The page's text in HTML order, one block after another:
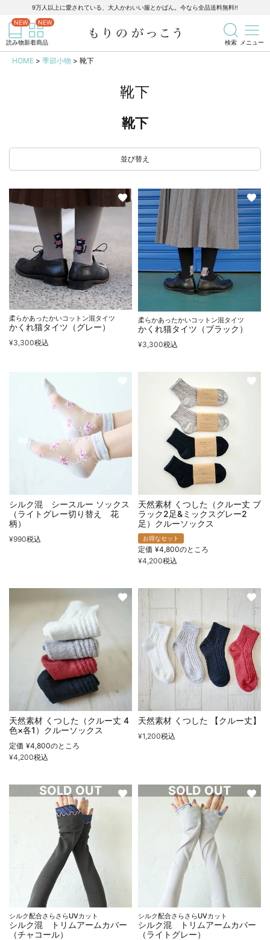
9万人以上に愛されている、大人かわいい服とかばん。今なら全品送料無料!!
読み物新着商品 検索 メニュー
商品を検索 記事を検索
HOME 季節小物 靴下
靴下
靴下
並び替え
柔らかあったかいコットン混タイツ
かくれ猫タイツ（グレー）
¥3,300税込
柔らかあったかいコットン混タイツ
かくれ猫タイツ（ブラック）
¥3,300税込
シルク混 シースルー ソックス
（ライトグレー切り替え 花
柄）
¥990税込
天然素材 くつした（クルー丈 ブ
ラック2足&ミックスグレー2
足）クルーソックス
お得なセット
定価 ¥4,800のところ
¥4,200税込
天然素材 くつした（クルー丈 4
色×各1）クルーソックス
定価 ¥4,800のところ
¥4,200税込
天然素材 くつした 【クルー丈】
¥1,200税込
シルク配合さらさらUVカット
シルク混 トリムアームカバー
（チャコール）
SOLD OUT
シルク配合さらさらUVカット
シルク混 トリムアームカバー
（ライトグレー）
SOLD OUT